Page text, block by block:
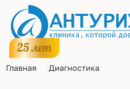
Главная Диагностика